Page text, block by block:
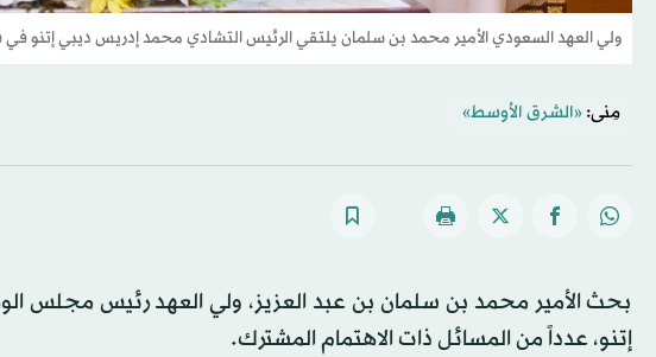
ولي العهد السعودي الأمير محمد بن سلمان يلتقي الرئيس التشادي محمد إدريس ديبي إتنو
مِنى: «الشرق الأوسط»
بحث الأمير محمد بن سلمان بن عبد العزيز، ولي العهد رئيس مجلس
إتنو، عدداً من المسائل ذات الاهتمام المشترك.